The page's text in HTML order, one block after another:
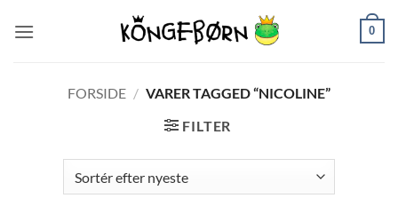
0
FORSIDE / VARER TAGGED “NICOLINE”
FILTER